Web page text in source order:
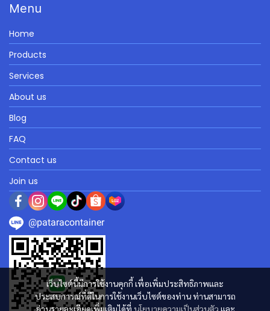
เว็บไซต์นี้มีการใช้งานคุกกี้ เพื่อเพิ่มประสิทธิภาพและ
ประสบการณ์ที่ดีในการใช้งานเว็บไซต์ของท่าน ท่านสามารถ
อ่านรายละเอียดเพิ่มเติมได้ที่ นโยบายความเป็นส่วนตัว และ
Menu
Home
Products
Services
About us
Blog
FAQ
Contact us
Join us
@pataracontainer